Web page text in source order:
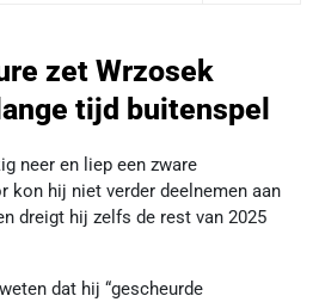
zet Wrzosek
tijd buitenspel
neer en liep een zware
kon hij niet verder deelnemen aan
dreigt hij zelfs de rest van 2025
dat hij “gescheurde